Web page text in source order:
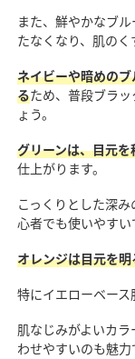
また、鮮やかなブ
たなくなり、肌のく
ネイビーや暗めの
るため、普段ブラ
ょう。
グリーンは、目元
仕上がります。
こっくりとした深
心者でも使いやすい
オレンジは目元を
特にイエローベース
肌なじみがよいカ
わせやすいのも魅力